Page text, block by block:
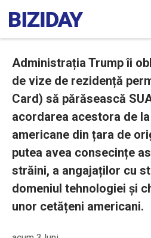
Administrația Trump îi
de vize de rezidență
Card) să părăsească
acordarea acestora de
americane din țara de
putea avea consecințe
străini, a angajaților cu
domeniul tehnologiei și
unor cetățeni americani.